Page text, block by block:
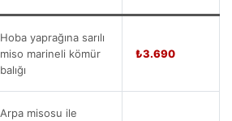
Hoba yaprağına sarılı
miso marineli kömür
balığı
₺3.690
Arpa misosu ile